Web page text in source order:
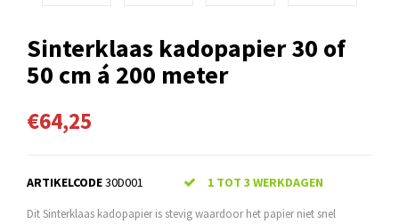
Sinterklaas kadopapier 30 of
50 cm á 200 meter
€64,25
ARTIKELCODE30D001 1 TOT 3 WERKDAGEN
Dit Sinterklaas kadopapier is stevig waardoor het papier niet snel